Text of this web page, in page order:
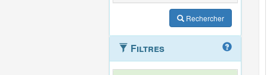
Rechercher
Filtres